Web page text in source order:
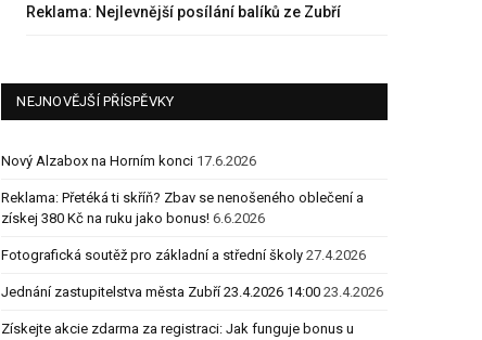
Reklama: Nejlevnější posílání balíků ze Zubří
NEJNOVĚJŠÍ PŘÍSPĚVKY
Nový Alzabox na Horním konci 17.6.2026
Reklama: Přetéká ti skříň? Zbav se nenošeného oblečení a
získej 380 Kč na ruku jako bonus! 6.6.2026
Fotografická soutěž pro základní a střední školy 27.4.2026
Jednání zastupitelstva města Zubří 23.4.2026 14:00 23.4.2026
Získejte akcie zdarma za registraci: Jak funguje bonus u